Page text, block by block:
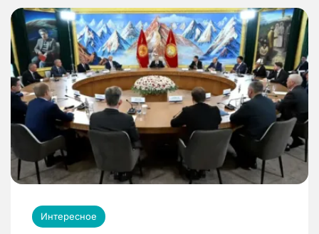
Интересное